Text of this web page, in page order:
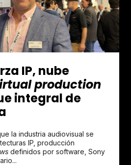
IP, nube
production
integral de
la industria audiovisual se
IP, producción
definidos por software, Sony